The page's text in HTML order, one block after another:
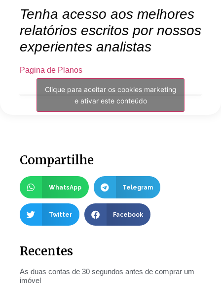
Tenha acesso aos melhores
relatórios escritos por nossos
experientes analistas
Pagina de Planos
Clique para aceitar os cookies marketing
e ativar este conteúdo
Compartilhe
WhatsApp Telegram
Twitter Facebook
Recentes
As duas contas de 30 segundos antes de comprar um
imóvel